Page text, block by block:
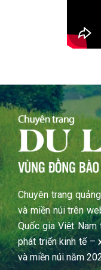
Chuyên trang
và miền núi trên
Quốc gia Việt
phát triển kinh tế –
và miền núi năm